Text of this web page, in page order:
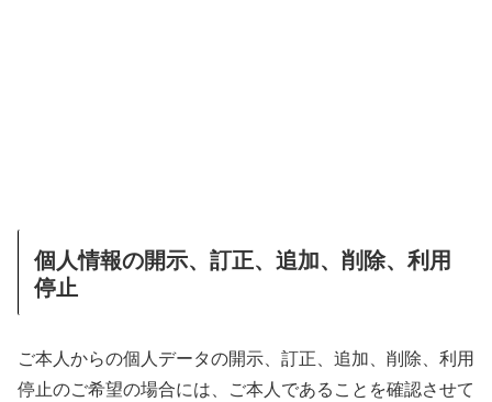
個人情報の開示、訂正、追加、削除、利用
停止
ご本人からの個人データの開示、訂正、追加、削除、利用
停止のご希望の場合には、ご本人であることを確認させて